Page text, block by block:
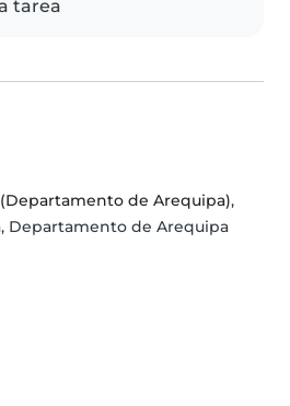
tarea
de Arequipa),
Departamento de Arequipa